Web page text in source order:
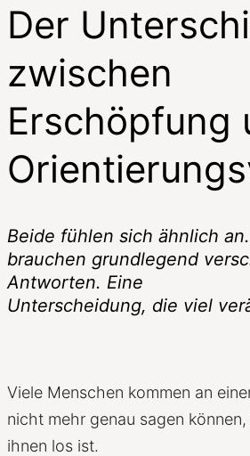
Der
zwischen
Erschöpfung
Beide fühlen sich ähnlich
brauchen grundlegend
Antworten. Eine
Unterscheidung, die viel
Viele Menschen kommen an
nicht mehr genau sagen
ihnen los ist.